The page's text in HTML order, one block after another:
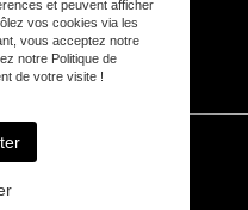
et peuvent afficher
vos cookies via les
vous acceptez notre
notre Politique de
de votre visite !